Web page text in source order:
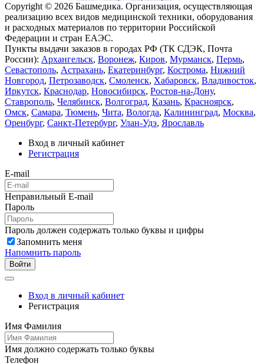
Copyright © 2026 Башмедика. Организация, осуществляющая
реализацию всех видов медицинской техники, оборудования
и расходных материалов по территории Российской
Федерации и стран ЕАЭС.
Пункты выдачи заказов в городах РФ (ТК СДЭК, Почта
России): Архангельск, Воронеж, Киров, Мурманск, Пермь,
Севастополь, Астрахань, Екатеринбург, Кострома, Нижний
Новгород, Петрозаводск, Смоленск, Хабаровск, Владивосток,
Иркутск, Краснодар, Новосибирск, Ростов-на-Дону,
Ставрополь, Челябинск, Волгоград, Казань, Красноярск,
Омск, Самара, Тюмень, Чита, Вологда, Калининград, Москва,
Оренбург, Санкт-Петербург, Улан-Удэ, Ярославль
Вход в личный кабинет
Регистрация
E-mail
Неправильный E-mail
Пароль
Пароль должен содержать только буквы и цифры
Запомнить меня
Напомнить пароль
Войти
Вход в личный кабинет
Регистрация
Имя Фамилия
Имя должно содержать только буквы
Телефон